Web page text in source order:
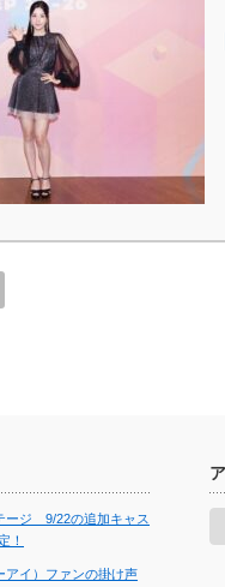
ージ 9/22の追加キャス
！
アイ）ファンの掛け声
ア